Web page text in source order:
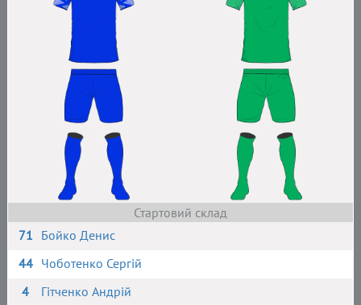
Стартовий склад
71 Бойко Денис
44 Чоботенко Сергій
4
Гітченко Андрій